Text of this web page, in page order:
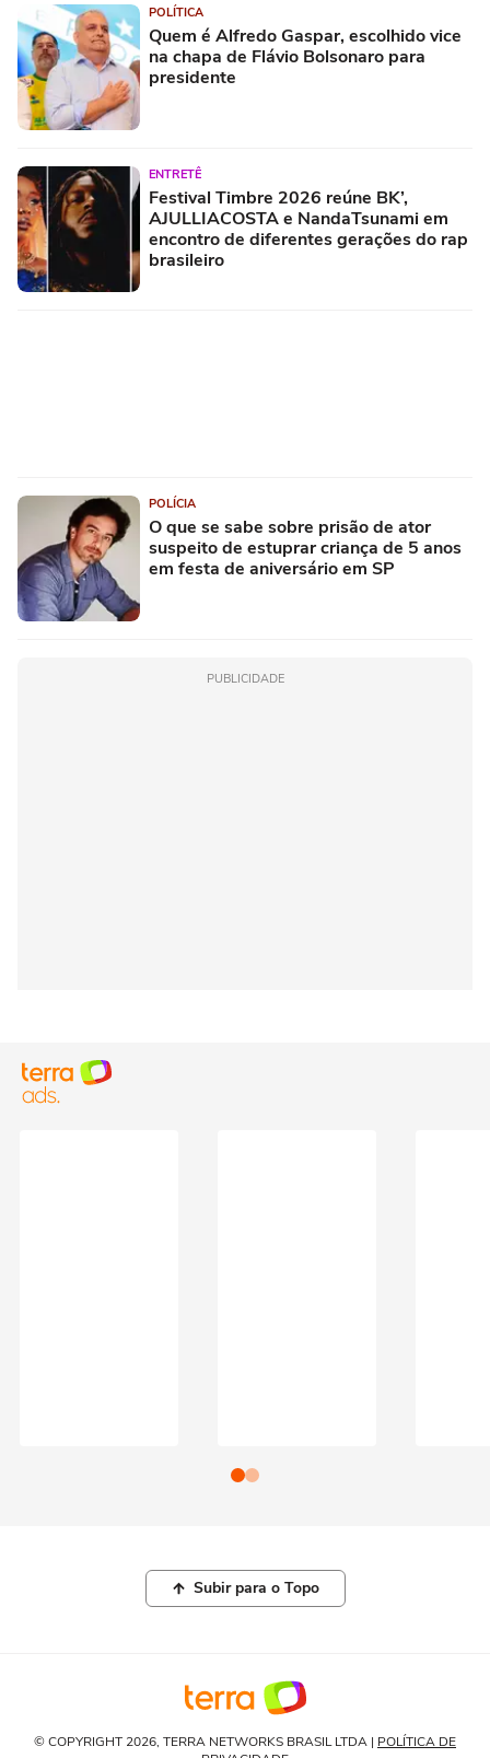
POLÍTICA
Quem é Alfredo Gaspar, escolhido vice
na chapa de Flávio Bolsonaro para
presidente
ENTRETÊ
Festival Timbre 2026 reúne BK’,
AJULLIACOSTA e NandaTsunami em
encontro de diferentes gerações do rap
brasileiro
POLÍCIA
O que se sabe sobre prisão de ator
suspeito de estuprar criança de 5 anos
em festa de aniversário em SP
PUBLICIDADE
Subir para o Topo
© COPYRIGHT 2026, TERRA NETWORKS BRASIL LTDA | POLÍTICA DE